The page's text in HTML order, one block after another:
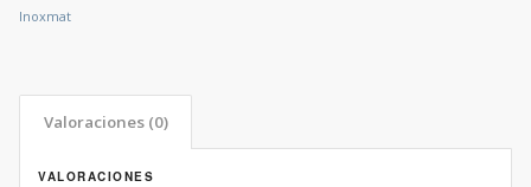
Inoxmat
Valoraciones (0)
VALORACIONES